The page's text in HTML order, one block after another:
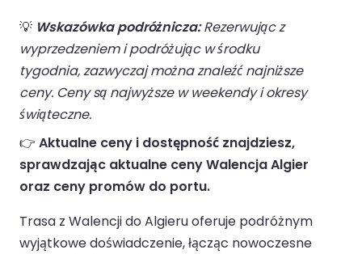
💡 Wskazówka podróżnicza:Rezerwując z
wyprzedzeniem i podróżując w środku
tygodnia, zazwyczaj można znaleźć najniższe
ceny. Ceny są najwyższe w weekendy i okresy
świąteczne.
👉 Aktualne ceny i dostępność znajdziesz,
sprawdzając aktualne ceny Walencja Algier
oraz ceny promów do portu.
Trasa z Walencji do Algieru oferuje podróżnym
wyjątkowe doświadczenie, łącząc nowoczesne